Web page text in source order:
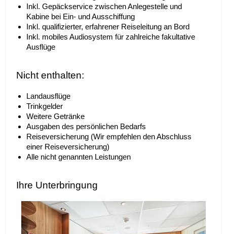
Inkl. Gepäckservice zwischen Anlegestelle und
Kabine bei Ein- und Ausschiffung
Inkl. qualifizierter, erfahrener Reiseleitung an Bord
Inkl. mobiles Audiosystem für zahlreiche fakultative
Ausflüge
Nicht enthalten:
Landausflüge
Trinkgelder
Weitere Getränke
Ausgaben des persönlichen Bedarfs
Reiseversicherung (Wir empfehlen den Abschluss
einer Reiseversicherung)
Alle nicht genannten Leistungen
Ihre Unterbringung